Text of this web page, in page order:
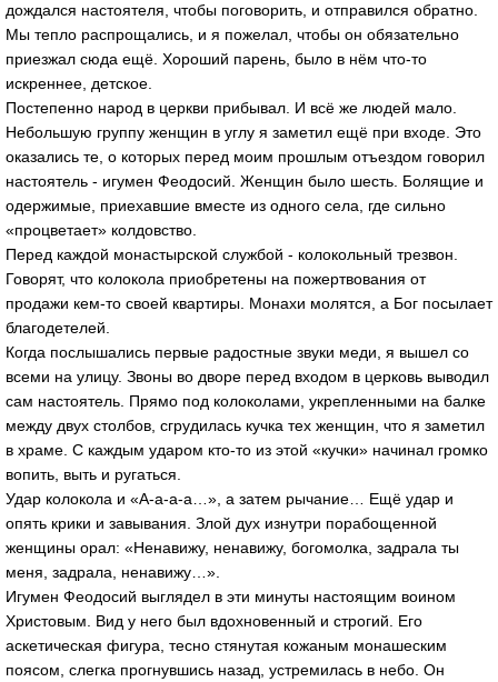
дождался настоятеля, чтобы поговорить, и отправился обратно.
Мы тепло распрощались, и я пожелал, чтобы он обязательно
приезжал сюда ещё. Хороший парень, было в нём что-то
искреннее, детское.
Постепенно народ в церкви прибывал. И всё же людей мало.
Небольшую группу женщин в углу я заметил ещё при входе. Это
оказались те, о которых перед моим прошлым отъездом говорил
настоятель - игумен Феодосий. Женщин было шесть. Болящие и
одержимые, приехавшие вместе из одного села, где сильно
«процветает» колдовство.
Перед каждой монастырской службой - колокольный трезвон.
Говорят, что колокола приобретены на пожертвования от
продажи кем-то своей квартиры. Монахи молятся, а Бог посылает
благодетелей.
Когда послышались первые радостные звуки меди, я вышел со
всеми на улицу. Звоны во дворе перед входом в церковь выводил
сам настоятель. Прямо под колоколами, укрепленными на балке
между двух столбов, сгрудилась кучка тех женщин, что я заметил
в храме. С каждым ударом кто-то из этой «кучки» начинал громко
вопить, выть и ругаться.
Удар колокола и «А-а-а-а…», а затем рычание… Ещё удар и
опять крики и завывания. Злой дух изнутри порабощенной
женщины орал: «Ненавижу, ненавижу, богомолка, задрала ты
меня, задрала, ненавижу…».
Игумен Феодосий выглядел в эти минуты настоящим воином
Христовым. Вид у него был вдохновенный и строгий. Его
аскетическая фигура, тесно стянутая кожаным монашеским
поясом, слегка прогнувшись назад, устремилась в небо. Он